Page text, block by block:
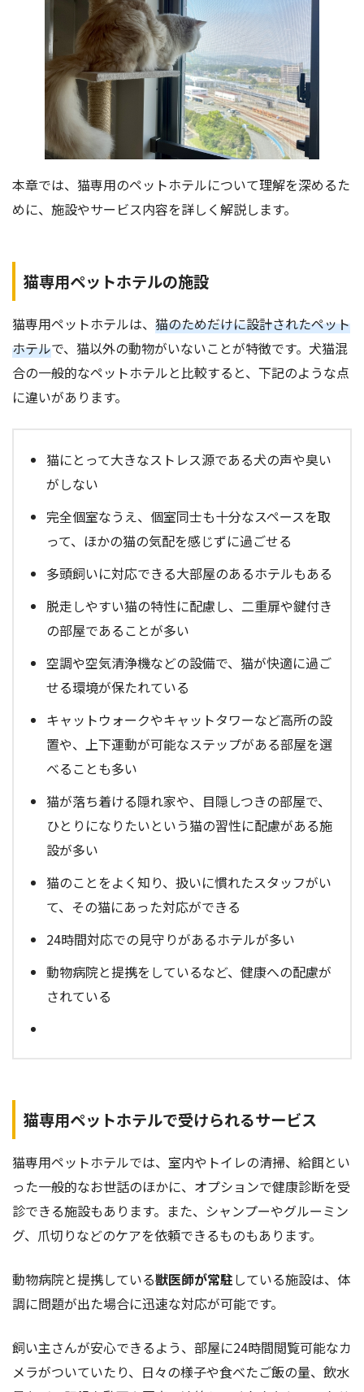
本章では、猫専用のペットホテルについて理解を深めるた
めに、施設やサービス内容を詳しく解説します。
猫専用ペットホテルの施設
猫専用ペットホテルは、 猫のためだけに設計されたペット
ホテルで、猫以外の動物がいないことが特徴です。犬猫混
合の一般的なペットホテルと比較すると、下記のような点
に違いがあります。
猫にとって大きなストレス源である犬の声や臭い
がしない
完全個室なうえ、個室同士も十分なスペースを取
って、ほかの猫の気配を感じずに過ごせる
多頭飼いに対応できる大部屋のあるホテルもある
脱走しやすい猫の特性に配慮し、二重扉や鍵付き
の部屋であることが多い
空調や空気清浄機などの設備で、猫が快適に過ご
せる環境が保たれている
キャットウォークやキャットタワーなど高所の設
置や、上下運動が可能なステップがある部屋を選
べることも多い
猫が落ち着ける隠れ家や、目隠しつきの部屋で、
ひとりになりたいという猫の習性に配慮がある施
設が多い
猫のことをよく知り、扱いに慣れたスタッフがい
て、その猫にあった対応ができる
24時間対応での見守りがあるホテルが多い
動物病院と提携をしているなど、健康への配慮が
されている
猫専用ペットホテルで受けられるサービス
猫専用ペットホテルでは、室内やトイレの清掃、給餌とい
った一般的なお世話のほかに、オプションで健康診断を受
診できる施設もあります。また、シャンプーやグルーミン
グ、爪切りなどのケアを依頼できるものもあります。
動物病院と提携している獣医師が常駐している施設は、体
調に問題が出た場合に迅速な対応が可能です。
飼い主さんが安心できるよう、部屋に24時間閲覧可能なカ
メラがついていたり、日々の様子や食べたご飯の量、飲水